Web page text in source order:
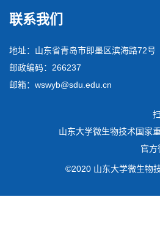
联系我们
地址：山东省青岛市即墨区滨海路72号
邮政编码：266237
邮箱：wswyb@sdu.edu.cn
山东大学微生物技术国家
官方
©2020 山东大学微生物